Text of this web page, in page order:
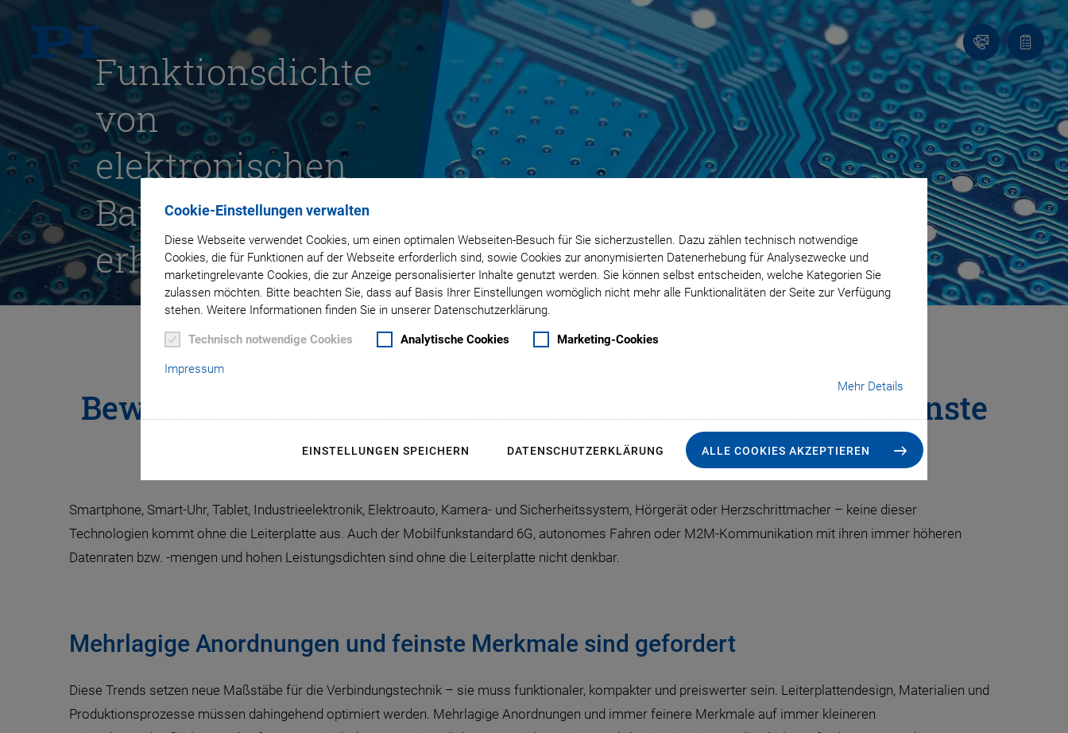
Cookie-Einstellungen verwalten
Diese Webseite verwendet Cookies, um einen optimalen Webseiten-Besuch für Sie sicherzustellen. Dazu zählen technisch notwendige
Cookies, die für Funktionen auf der Webseite erforderlich sind, sowie Cookies zur anonymisierten Datenerhebung für Analysezwecke und
marketingrelevante Cookies, die zur Anzeige personalisierter Inhalte genutzt werden. Sie können selbst entscheiden, welche Kategorien Sie
zulassen möchten. Bitte beachten Sie, dass auf Basis Ihrer Einstellungen womöglich nicht mehr alle Funktionalitäten der Seite zur Verfügung
stehen. Weitere Informationen finden Sie in unserer Datenschutzerklärung.
Technisch notwendige Cookies Analytische Cookies Marketing-Cookies
Impressum
Mehr Details
EINSTELLUNGEN SPEICHERN DATENSCHUTZERKLÄRUNG ALLE COOKIES AKZEPTIEREN
Kontakt
Funktionsdichte
von
elektronischen
Bauteilen
erhöhen
Bewegungs- und Steuerungslösungen helfen dabei, kleinste
Microvias mit dem Laser in Leiterplatten zu bohren
Smartphone, Smart-Uhr, Tablet, Industrieelektronik, Elektroauto, Kamera- und Sicherheitssystem, Hörgerät oder Herzschrittmacher – keine dieser
Technologien kommt ohne die Leiterplatte aus. Auch der Mobilfunkstandard 6G, autonomes Fahren oder M2M-Kommunikation mit ihren immer höheren
Datenraten bzw. -mengen und hohen Leistungsdichten sind ohne die Leiterplatte nicht denkbar.
Mehrlagige Anordnungen und feinste Merkmale sind gefordert
Diese Trends setzen neue Maßstäbe für die Verbindungstechnik – sie muss funktionaler, kompakter und preiswerter sein. Leiterplattendesign, Materialien und
Produktionsprozesse müssen dahingehend optimiert werden. Mehrlagige Anordnungen und immer feinere Merkmale auf immer kleineren